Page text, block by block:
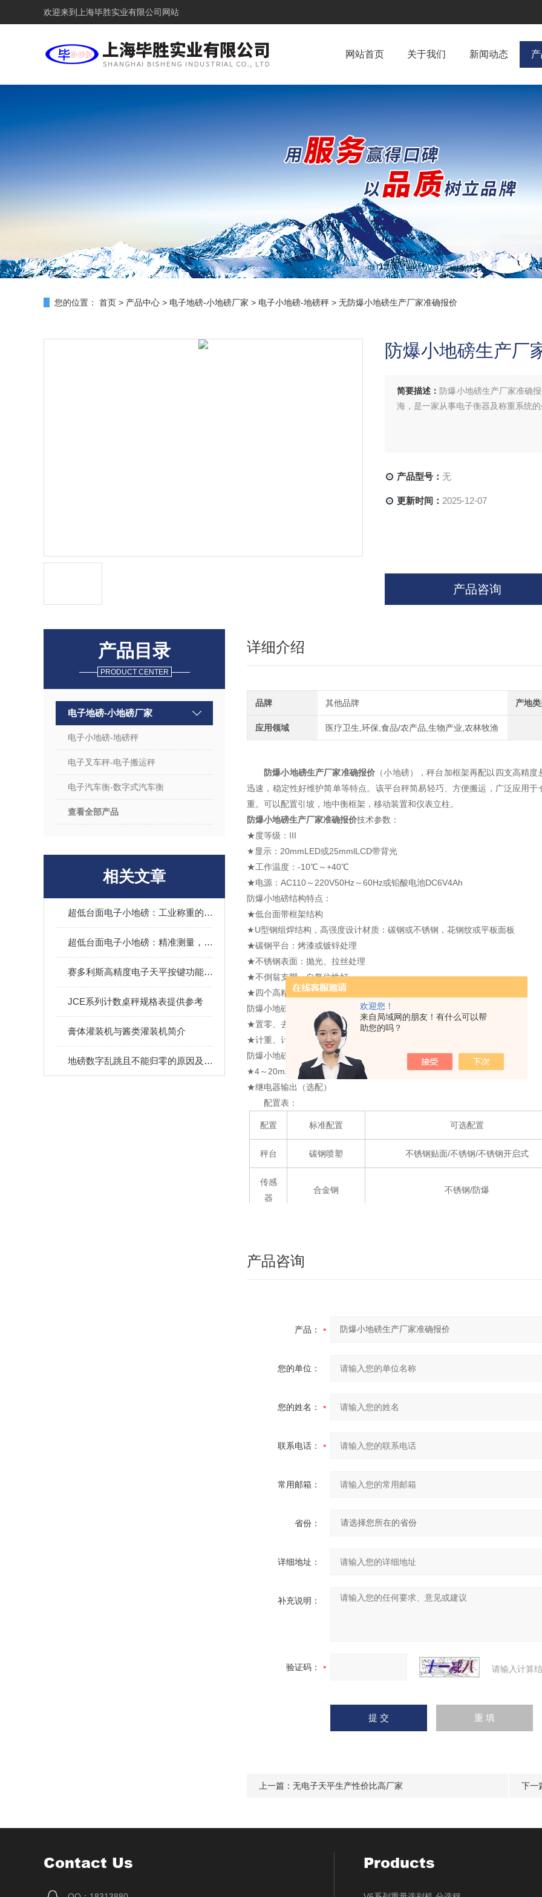
欢迎您！
来自局域网的朋友！有什么可以帮
助您的吗？
欢迎来到 上海毕胜实业有限公司网站
网站首页 关于我们 新闻动态
您的位置： 首页 > 产品中心 > 电子地磅-小地磅厂家 > 电子小地磅-地磅秤 > 无防爆小地磅生产厂家准确报价
防爆小地磅生产厂
简要描述： 防爆小地磅生产厂家准确
海，是一家从事电子衡器及称重系统
产品型号： 无
更新时间： 2025-12-07
产品咨询
产品目录
PRODUCT CENTER
电子地磅-小地磅厂家
电子小地磅-地磅秤
电子叉车秤-电子搬运秤
电子汽车衡-数字式汽车衡
查看全部产品
相关文章
超低台面电子小地磅：工业称重的紧凑解决方案
超低台面电子小地磅：精准测量，无处不在
赛多利斯高精度电子天平按键功能说明
JCE系列计数桌秤规格表提供参考
膏体灌装机与酱类灌装机简介
地磅数字乱跳且不能归零的原因及对策
详细介绍
品牌 其他品牌 产地
应用领域 医疗卫生,环保,食品/农产品,生物产业,农林牧渔
防爆小地磅生产厂家准确报价 （小地磅），秤台加框架再配以四支高精
迅速，稳定性好维护简单等特点。该平台秤简易轻巧、方便搬运，广泛应用
重。可以配置引坡，地中衡框架，移动装置和仪表立柱。
防爆小地磅生产厂家准确报价技术参数：
★度等级：III
★显示：20mmLED或25mmlLCD带背光
★工作温度：-10℃～+40℃
★电源：AC110～220V50Hz～60Hz或铅酸电池DC6V4Ah
防爆小地磅结构特点：
★低台面带框架结构
★U型钢组焊结构，高强度设计材质：碳钢或不锈钢，花钢纹或平板面板
★碳钢平台：烤漆或镀锌处理
★不锈钢表面：抛光、拉丝处理
★不倒翁支脚，自复位性好
★四个高精度剪切梁传感器
防爆小地磅
★置零、去皮、累计
★计重、计数、检重、分选
防爆小地磅
★打印、通讯接口RS232/485（选配）
★4～20mA模拟量输出（选配）
★继电器输出（选配）
配置表：
配置 标准配置 可选配置
秤台 碳钢喷塑 不锈钢贴面/不锈钢/不锈钢开启式
传感
器
合金钢 不锈钢/防爆
仪表 LP7516E/C仪表
产品咨询
产品：
您的单位：
您的姓名：
联系电话：
常用邮箱：
省份：
详细地址：
补充说明：
验证码： 请输入计算
上一篇： 无电子天平生产性价比高厂家 下一
Contact Us Products